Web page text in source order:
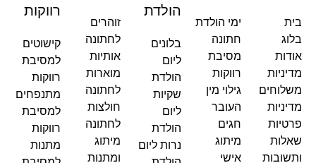
בית
בלוג
אודות
מדיניות
משלוחים
מדיניות
פרטיות
שאלות
ותשובות
ימי הולדת
חתונה
מסיבת
רווקות
גילוי מין
העובר
חגים
מיתוג
אישי
הולדת
בלונים
ליום
הולדת
שקיות
ליום
הולדת
נרות ליום
זוהרים
לחתונה
אותיות
מוארות
לחתונה
חולצות
לחתונה
מיתוג
ומתנות
רווקות
קישוטים
למסיבת
רווקות
מתנפחים
למסיבת
רווקות
מתנות